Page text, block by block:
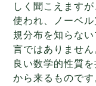
しく聞こえます
使われ、ノーベ
規分布を知らな
言ではありませ
良い数学的性質
から来るものです